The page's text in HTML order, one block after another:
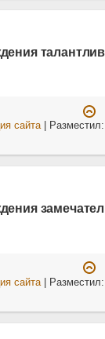
сайта| Разместил:
сайта| Разместил: